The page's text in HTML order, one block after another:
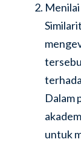
Dalam
untuk